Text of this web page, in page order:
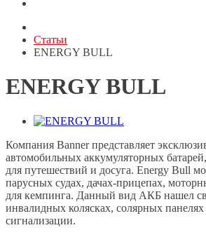
Статьи
ENERGY BULL
ENERGY BULL
Компания Banner представляет
автомобильных аккумуляторных
для путешествий и досуга. Energy Bull
парусных судах, дачах-прицепах,
для кемпинга. Данный вид АКБ нашел
инвалидных колясках, солярных панелях
сигнализации.